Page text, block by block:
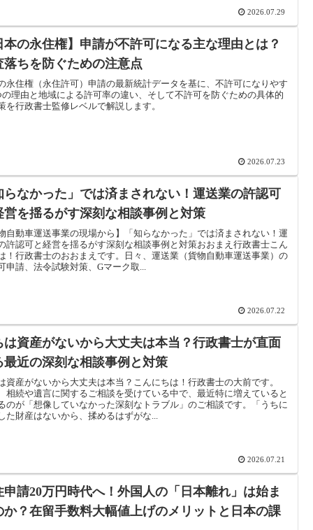
2026.07.29
本の永住権】申請が不許可になる主な理由とは？
落ちを防ぐための注意点
永住権（永住許可）申請の最新統計データを基に、不許可になりやす
の理由と地域による許可率の違い、そして不許可を防ぐための具体的
を行政書士監修レベルで解説します。
2026.07.23
らなかった」では済まされない！運送業の許認可
営を揺るがす深刻な相談事例と対策
自動車運送事業の現場から】「知らなかった」では済まされない！運
許認可と経営を揺るがす深刻な相談事例と対策おおまえ行政書士こん
！行政書士のおおまえです。日々、運送業（貨物自動車運送事業）の
申請、法令試験対策、Gマーク取...
2026.07.22
は資産がないから大丈夫は本当？行政書士が直面
最近の深刻な相談事例と対策
資産がないから大丈夫は本当？こんにちは！行政書士の大前です。
相続や遺言に関するご相談を受けている中で、最近特に増えていると
のが「想像していなかった深刻なトラブル」のご相談です。「うちに
た財産はないから、揉めるはずがな...
2026.07.21
申請20万円時代へ！外国人の「日本離れ」は始ま
か？在留手数料大幅値上げのメリットと日本の課